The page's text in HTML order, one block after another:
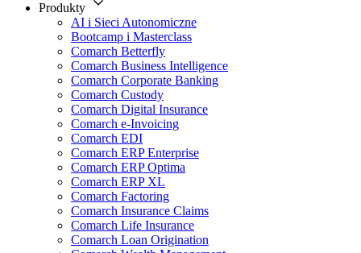
Produkty
AI i Sieci Autonomiczne
Bootcamp i Masterclass
Comarch Betterfly
Comarch Business Intelligence
Comarch Corporate Banking
Comarch Custody
Comarch Digital Insurance
Comarch e-Invoicing
Comarch EDI
Comarch ERP Enterprise
Comarch ERP Optima
Comarch ERP XL
Comarch Factoring
Comarch Insurance Claims
Comarch Life Insurance
Comarch Loan Origination